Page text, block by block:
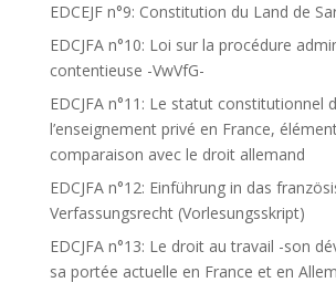
EDCEJF n°9: Constitution du Land de
EDCJFA n°10: Loi sur la procédure
contentieuse -VwVfG-
EDCJFA n°11: Le statut constitutionnel
l’enseignement privé en France,
comparaison avec le droit allemand
EDCJFA n°12: Einführung in das
Verfassungsrecht (Vorlesungsskript)
EDCJFA n°13: Le droit au travail -son
sa portée actuelle en France et en